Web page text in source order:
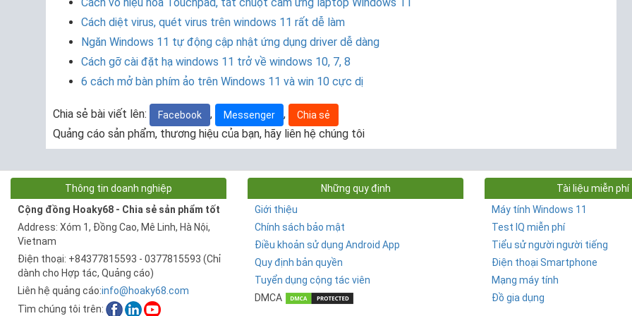
Cách diệt virus, quét virus trên windows 11 rất dễ làm
Ngăn Windows 11 tự động cập nhật ứng dụng driver dễ dàng
Cách gỡ cài đặt hạ windows 11 trở về windows 10, 7, 8
6 cách mở bàn phím ảo trên Windows 11 và win 10 cực dị
Chia sẻ bài viết lên: Facebook , Messenger , Chia sẻ
Quảng cáo sản phẩm, thương hiệu của bạn, hãy liên hệ chúng tôi
Thông tin doanh nghiệp
Cộng đồng Hoaky68 - Chia sẻ sản phẩm tốt
Address: Xóm 1, Đồng Cao, Mê Linh, Hà Nội,
Vietnam
Điện thoại: +84377815593 - 0377815593 (Chỉ
dành cho Hợp tác, Quảng cáo)
Liên hệ quảng cáo:info@hoaky68.com
Tìm chúng tôi trên:
Những quy định
Giới thiệu
Chính sách bảo mật
Điều khoản sử dụng Android App
Quy định bản quyền
Tuyển dụng cộng tác viên
DMCA
Tài liệu miễn phí
Máy tính Windows 11
Test IQ miễn phí
Tiểu sử người người tiếng
Điện thoại Smartphone
Mạng máy tính
Đồ gia dụng